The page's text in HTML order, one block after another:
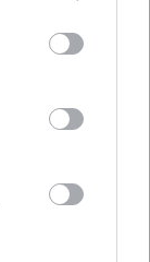
may click to
tags to
below Google
la
in
non